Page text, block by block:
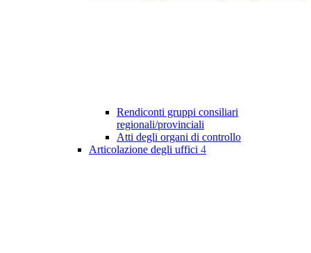
Rendiconti gruppi consiliari
regionali/provinciali
Atti degli organi di controllo
Articolazione degli uffici 4